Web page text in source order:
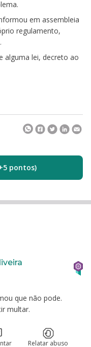
em assembleia
regulamento,
alguma lei, decreto ao
pontos)
que não pode.
multar.
Relatar abuso